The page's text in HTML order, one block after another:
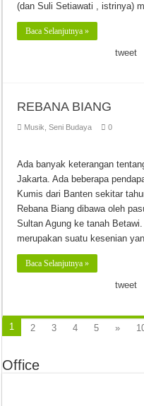
(dan Suli Setiawati , istrinya)
Baca Selanjutnya »
tweet
REBANA BIANG
Musik ,Seni Budaya 0
Ada banyak keterangan
Jakarta. Ada beberapa
Kumis dari Banten sekitar
Rebana Biang dibawa oleh
Sultan Agung ke tanah
merupakan suatu kesenian
Baca Selanjutnya »
tweet
1 2 3 4 5 »
Office